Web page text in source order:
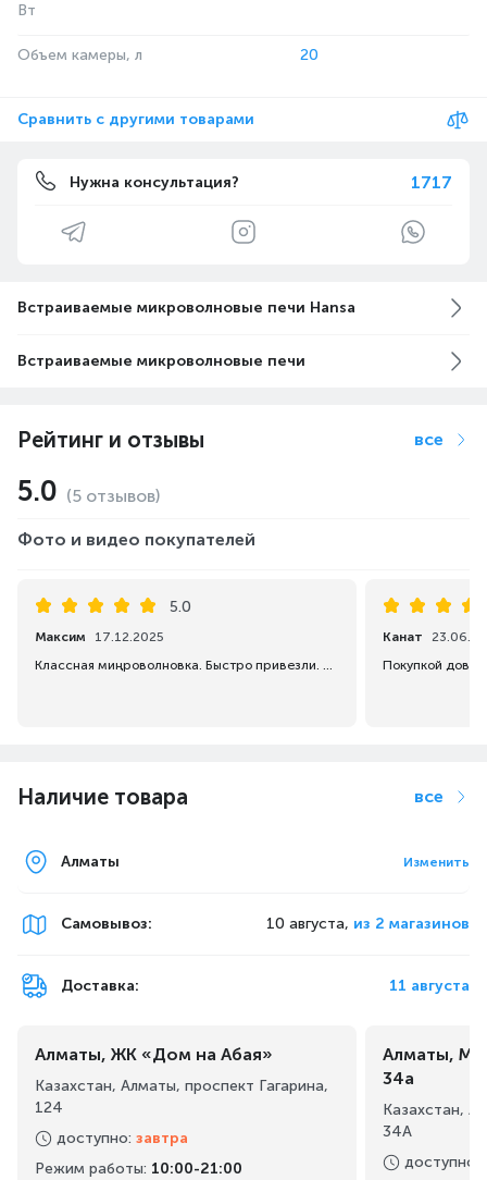
Вт
Объем камеры, л 20
Сравнить с другими товарами
Нужна консультация? 1717
Встраиваемые микроволновые печи Hansa
Встраиваемые микроволновые печи
Рейтинг и отзывы все
5.0 (5 отзывов)
Фото и видео покупателей
5.0
Максим
17.12.2025
Классная миңроволновка. Быстро привезли. Продавец как всегда на высоте.
Канат
Покупкой
Наличие товара все
Алматы Изменить
Самовывоз: 10 августа, из 2 магазинов
Доставка: 11 августа
Алматы, ЖК «Дом на Абая»
Казахстан, Алматы, проспект Гагарина,
124
доступно: завтра
Режим работы: 10:00-21:00
Алматы,
34а
Казахстан,
34А
доступно